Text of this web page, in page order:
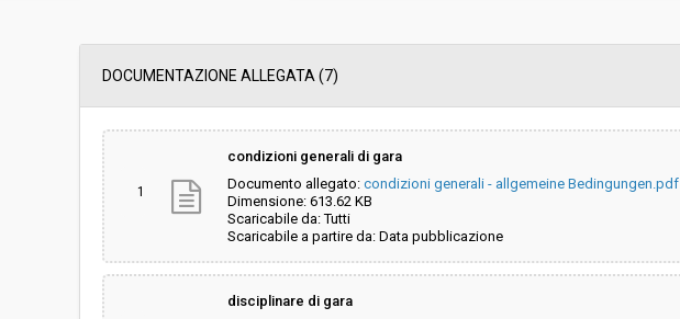
Servizi sociali:
Scelta del contraente: Procedura aperta
Valore stimato della procedura: € 1.200.000,00
Responsabile unico del
procedimento:
Manuel Ritrovato
DOCUMENTAZIONE ALLEGATA (7)
1
condizioni generali di gara
Documento allegato: condizioni generali - allgemeine Bedingungen.pdf
Dimensione: 613.62 KB
Scaricabile da: Tutti
Scaricabile a partire da: Data pubblicazione
disciplinare di gara